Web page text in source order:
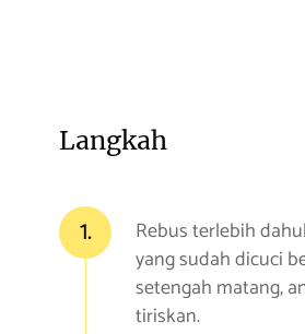
Langkah
1.
Rebus terlebih
yang sudah dicuci
setengah matang,
tiriskan.